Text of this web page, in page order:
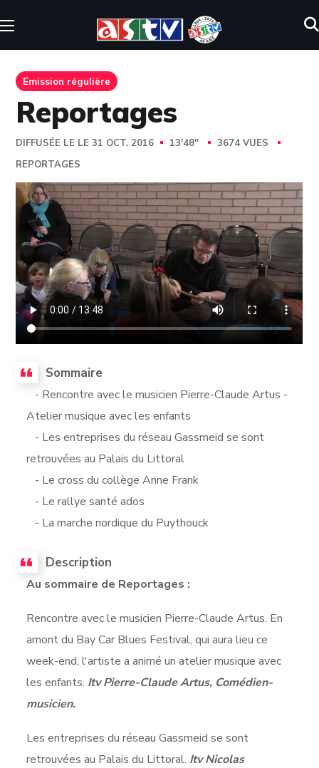
Emission régulière
Reportages
DIFFUSÉE LE LE 31 OCT. 2016 13'48''
3674 VUES
REPORTAGES
Sommaire
- Rencontre avec le musicien Pierre-Claude Artus -
Atelier musique avec les enfants
- Les entreprises du réseau Gassmeid se sont
retrouvées au Palais du Littoral
- Le cross du collège Anne Frank
- Le rallye santé ados
- La marche nordique du Puythouck
Description
Au sommaire de Reportages :
Rencontre avec le musicien Pierre-Claude Artus. En
amont du Bay Car Blues Festival, qui aura lieu ce
week-end, l'artiste a animé un atelier musique avec
les enfants. Itv Pierre-Claude Artus, Comédien-
musicien.
Les entreprises du réseau Gassmeid se sont
retrouvées au Palais du Littoral. Itv Nicolas